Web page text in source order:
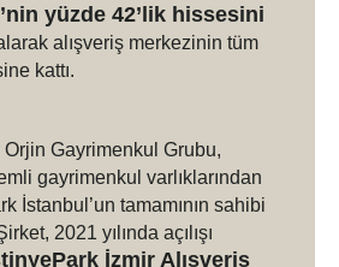
yüzde 42’lik hissesini
alışveriş merkezinin tüm
kattı.
Gayrimenkul Grubu,
gayrimenkul varlıklarından
İstanbul’un tamamının sahibi
2021 yılında açılışı
İzmir Alışveriş